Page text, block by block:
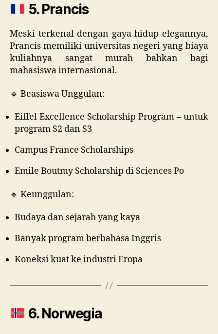
5. Prancis
Meski terkenal dengan gaya hidup elegannya,
Prancis memiliki universitas negeri yang biaya
kuliahnya sangat murah bahkan bagi
mahasiswa internasional.
🔹 Beasiswa Unggulan:
Eiffel Excellence Scholarship Program – untuk
program S2 dan S3
Campus France Scholarships
Emile Boutmy Scholarship di Sciences Po
🔹 Keunggulan:
Budaya dan sejarah yang kaya
Banyak program berbahasa Inggris
Koneksi kuat ke industri Eropa
6. Norwegia